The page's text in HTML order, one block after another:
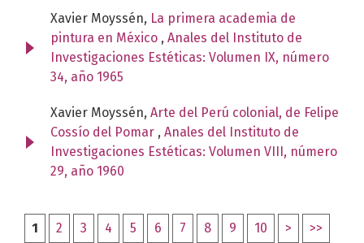
Xavier Moyssén, La primera academia de
pintura en México , Anales del Instituto de
Investigaciones Estéticas: Volumen IX, número
34, año 1965
Xavier Moyssén, Arte del Perú colonial, de Felipe
Cossío del Pomar , Anales del Instituto de
Investigaciones Estéticas: Volumen VIII, número
29, año 1960
1 2 3 4 5 6 7 8 9 10 > >>